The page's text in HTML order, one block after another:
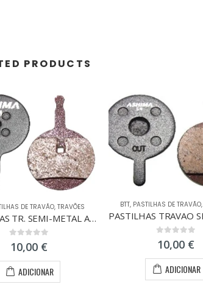
PRODUCTS
DE TRAVÃO,TRAVÕES
PASTILHAS TR. SEMI-METAL AVID JUICY BB5
0out of 5
10,00 €
ADICIONAR
BTT, PASTILHAS DE TRAVÃO,
0out of 5
10,00 €
ADICIONAR